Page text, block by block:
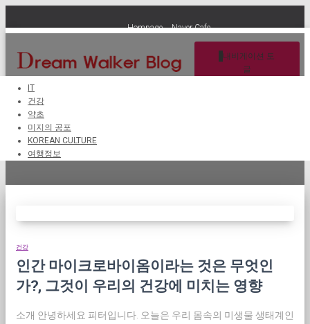
Hompage Naver Cafe
내비게이션 토
글
IT
건강
약초
미지의 공포
KOREAN CULTURE
여행정보
영양소 흡수
건강
인간 마이크로바이옴이라는 것은 무엇인
가?, 그것이 우리의 건강에 미치는 영향
소개 안녕하세요 피터입니다. 오늘은 우리 몸속의 미생물 생태계인